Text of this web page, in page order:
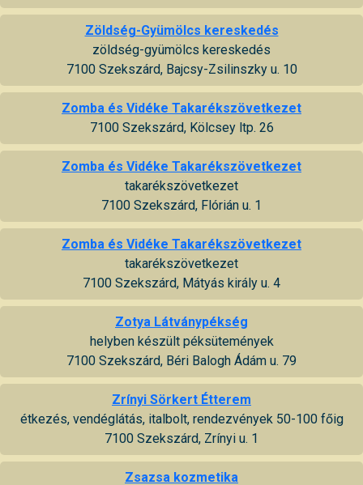
Zöldség-Gyümölcs kereskedés
zöldség-gyümölcs kereskedés
7100 Szekszárd, Bajcsy-Zsilinszky u. 10
Zomba és Vidéke Takarékszövetkezet
7100 Szekszárd, Kölcsey ltp. 26
Zomba és Vidéke Takarékszövetkezet
takarékszövetkezet
7100 Szekszárd, Flórián u. 1
Zomba és Vidéke Takarékszövetkezet
takarékszövetkezet
7100 Szekszárd, Mátyás király u. 4
Zotya Látványpékség
helyben készült péksütemények
7100 Szekszárd, Béri Balogh Ádám u. 79
Zrínyi Sörkert Étterem
étkezés, vendéglátás, italbolt, rendezvények 50-100 főig
7100 Szekszárd, Zrínyi u. 1
Zsazsa kozmetika